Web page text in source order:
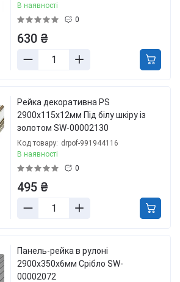
В наявності
0
630 ₴
Рейка декоративна PS
2900х115х12мм Під білу шкіру із
золотом SW-00002130
Код товару: drpof-991944116
В наявності
0
495 ₴
Панель-рейка в рулоні
2900х350х6мм Срібло SW-
00002072